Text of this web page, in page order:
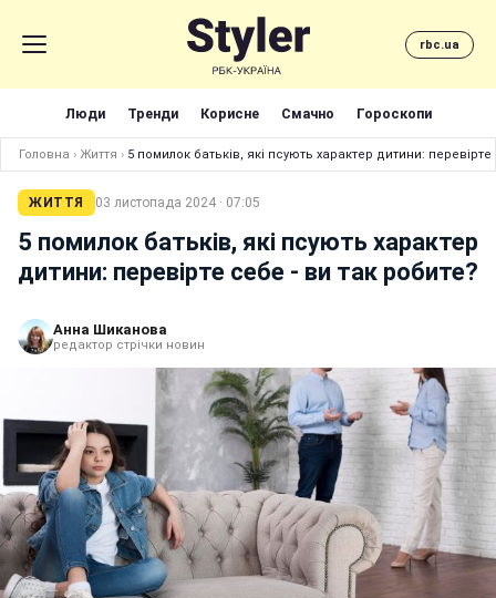
rbc.ua
Люди Тренди Корисне Смачно Гороскопи
Головна › Життя › 5 помилок батьків, які псують характер дитини:
ЖИТТЯ 03 листопада 2024 · 07:05
5 помилок батьків, які псують характер
дитини: перевірте себе - ви так робите?
Анна Шиканова
редактор стрічки новин